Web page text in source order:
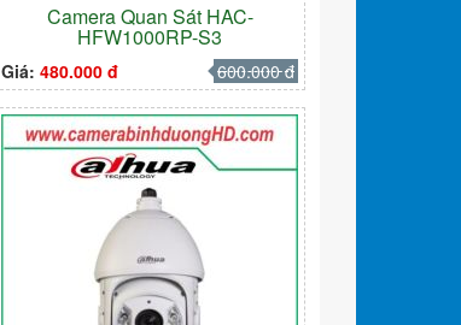
Camera Quan Sát HAC-
HFW1000RP-S3
Giá:480.000 đ 600.000 đ